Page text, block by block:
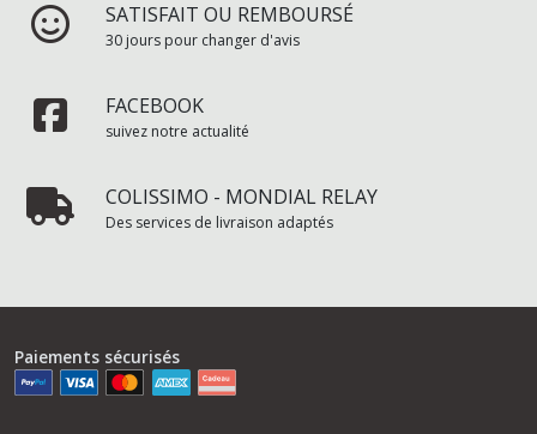
SATISFAIT OU REMBOURSÉ
30 jours pour changer d'avis
FACEBOOK
suivez notre actualité
COLISSIMO - MONDIAL RELAY
Des services de livraison adaptés
Paiements sécurisés